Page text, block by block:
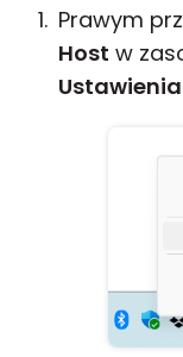
Prawym
Host w